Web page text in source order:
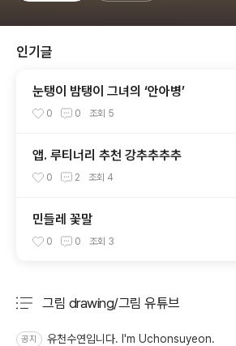
인기글
눈탱이 밤탱이 그녀의 ‘안아병’
0 0 조회 5
앱. 루티너리 추천 강추추추추
0 2 조회 4
민들레 꽃말
0 0 조회 3
그림 drawing/그림 유튜브
공지 유천수연입니다. I'm Uchonsuyeon.